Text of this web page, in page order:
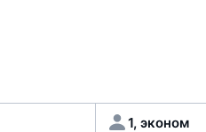
1, эконом